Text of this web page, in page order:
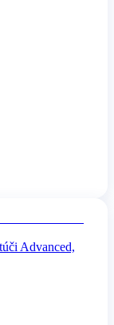
Advanced,